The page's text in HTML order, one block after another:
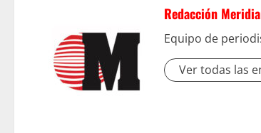
Redacción
Equipo de
Ver todas las